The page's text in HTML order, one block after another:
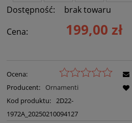
Dostępność:
brak towaru
Cena:
199,00 zł
Ocena:
Producent:
Ornamenti
Kod produktu: 2D22-
1972A_20250210094127